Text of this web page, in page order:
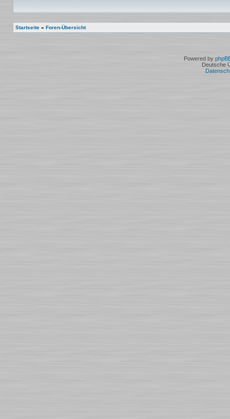
Startseite » Foren-Übersicht
Powered by
Deutsche